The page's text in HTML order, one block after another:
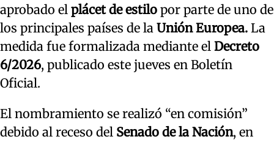
aprobado el plácet de estilo por parte de uno de
los principales países de la Unión Europea. La
medida fue formalizada mediante el Decreto
6/2026, publicado este jueves en Boletín
Oficial.
El nombramiento se realizó “en comisión”
debido al receso del Senado de la Nación, en